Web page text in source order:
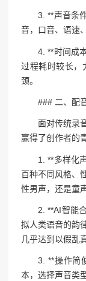
3. **声音条
音，口音、语速
4. **时间成
过程耗时较长，
颈。
### 二、配
面对传统录
赢得了创作者的
1. **多样化
百种不同风格、
性男声，还是童
2. **AI智能
拟人类语音的韵
几乎达到以假乱
3. **操作简
本，选择声音类